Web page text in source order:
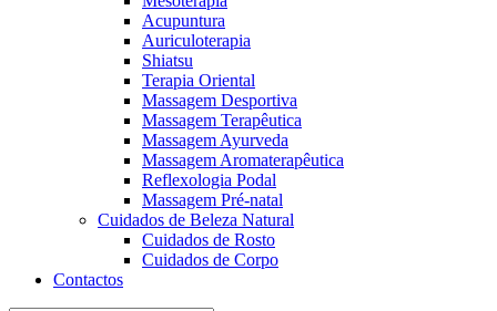
Acupuntura
Auriculoterapia
Shiatsu
Terapia Oriental
Massagem Desportiva
Massagem Terapêutica
Massagem Ayurveda
Massagem Aromaterapêutica
Reflexologia Podal
Massagem Pré-natal
Cuidados de Beleza Natural
Cuidados de Rosto
Cuidados de Corpo
Contactos